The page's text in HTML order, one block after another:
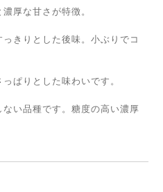
厚な甘さが特徴。
きりとした後味。小ぶりでコ
ぱりとした味わいです。
い品種です。糖度の高い濃厚